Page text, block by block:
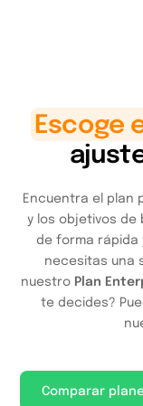
Escoge
Encuentra el plan
y los objetivos de
de forma rápida
necesitas una
nuestro Plan
te decides?
Comparar